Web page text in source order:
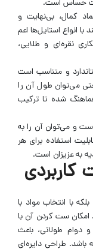
حساس است.
کمال، بی‌نهایت و
انواع استایل‌ها اعم
نقره‌ای و طلایی،
و متناسب است
می‌توان طول آن را
شده تا ترکیب
و می‌توان آن را به
استفاده برای هر
به عزیزان است.
کاربردی
با انتخاب مواد با
امکان ست کردن آن با
دوام طولانی، باعث
طراحی دایره‌ای